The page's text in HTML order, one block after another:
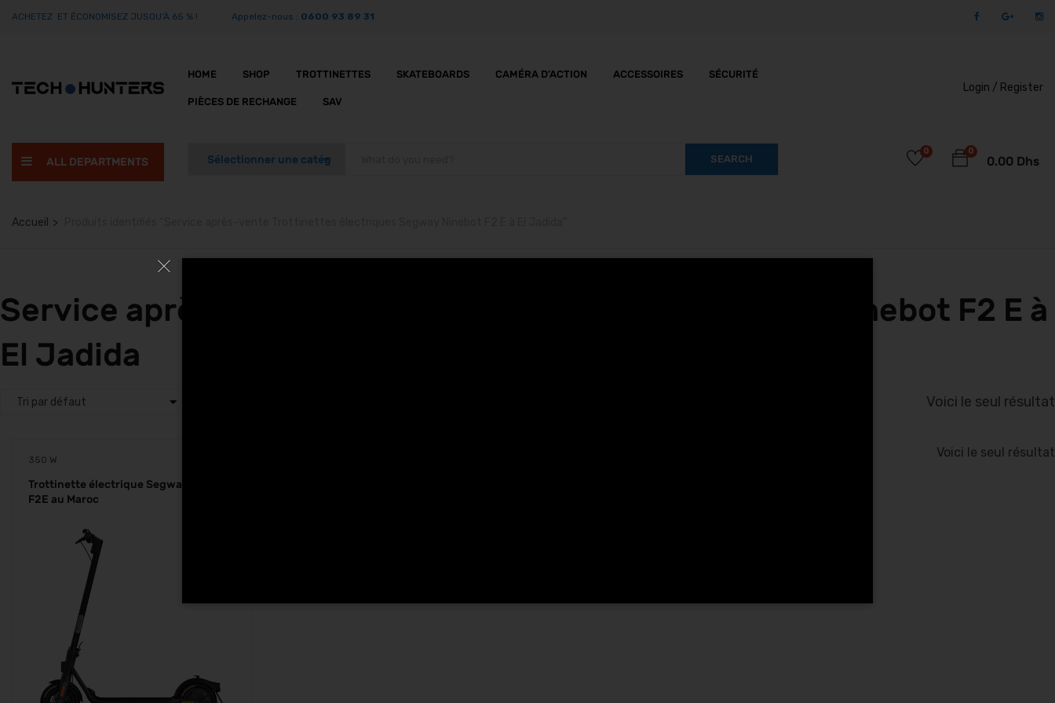
ACHETEZ ET ÉCONOMISEZ JUSQU’À 65 % ! Appelez-nous : 0600 93 89 31
HOME SHOP TROTTINETTES SKATEBOARDS CAMÉRA D’ACTION ACCESSOIRES SÉCURITÉ
PIÈCES DE RECHANGE SAV
Login / Register
ALL DEPARTMENTS SEARCH
0
0.00 Dhs
0
Accueil
Service après-vente Trottinettes électriques Segway Ninebot F2 E à
El Jadida
Voici le seul résultat
350 W
Trottinette électrique Segway Ninebot
F2E au Maroc
Voici le seul résultat